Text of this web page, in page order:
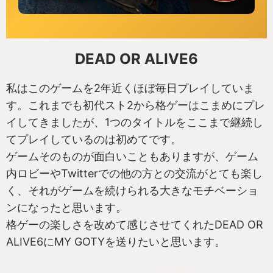
DEAD OR ALIVE6
私はこのゲームを2年近くほぼ毎日プレイしていま
す。これまでも初代スト2から格ゲーはこまめにプレ
イしてきましたが、1つのタイトルをここまで継続し
てプレイしているのは初めてです。
ゲームそのものが面白いこともありますが、ゲーム
内ロビーやTwitterでの他の方との交流がとても楽し
く、それがゲームを続けられる大きなモチベーショ
ンになったと思います。
格ゲーの楽しさを改めて感じさせてくれたDEAD OR
ALIVE6にMY GOTYを送りたいと思います。